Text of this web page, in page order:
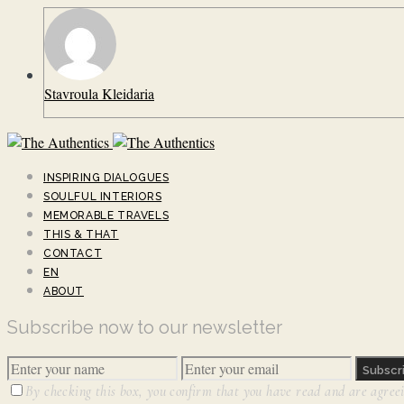
Stavroula Kleidaria
INSPIRING DIALOGUES
SOULFUL INTERIORS
MEMORABLE TRAVELS
THIS & THAT
CONTACT
EN
ABOUT
Subscribe now to our newsletter
By checking this box, you confirm that you have read and are